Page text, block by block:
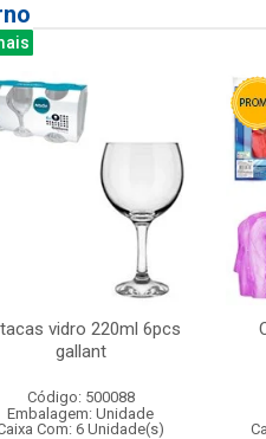
vidro 220ml 6pcs
gallant
Código: 500088
Embalagem: Unidade
Com: 6 Unidade(s)